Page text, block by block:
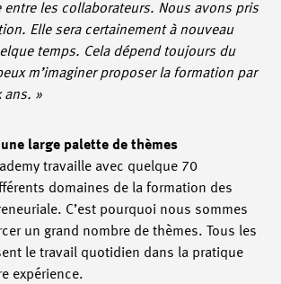
entre les collaborateurs. Nous avons pris
Elle sera certainement à nouveau
temps. Cela dépend toujours du
m’imaginer proposer la formation par
ans. »
large palette de thèmes
travaille avec quelque 70
domaines de la formation des
C’est pourquoi nous sommes
un grand nombre de thèmes. Tous les
le travail quotidien dans la pratique
expérience.